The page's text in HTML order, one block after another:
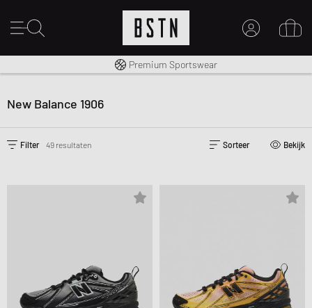
MIJN ACCOUNT
MAAK EEN ACCOUNT AAN
Gratis verzending naar NL vanaf € 100
Premium Sportswear
14 dagen recht op retour
New Balance 1906
Filter 49 resultaten Sorteer Bekijk